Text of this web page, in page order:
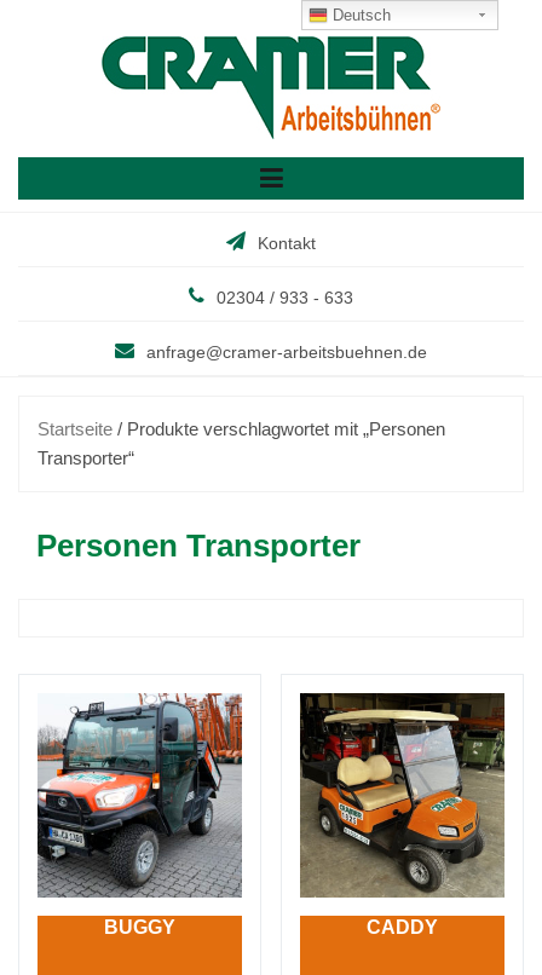
Kontakt
02304 / 933 - 633
anfrage@cramer-arbeitsbuehnen.de
Startseite / Produkte verschlagwortet mit „Personen
Transporter“
Personen Transporter
BUGGY CADDY
Deutsch